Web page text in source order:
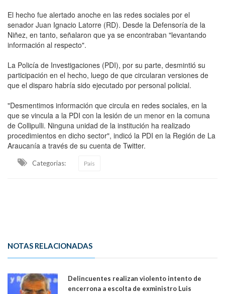
El hecho fue alertado anoche en las redes sociales por el
senador Juan Ignacio Latorre (RD). Desde la Defensoría de la
Niñez, en tanto, señalaron que ya se encontraban "levantando
información al respecto".
La Policía de Investigaciones (PDI), por su parte, desmintió su
participación en el hecho, luego de que circularan versiones de
que el disparo habría sido ejecutado por personal policial.
"Desmentimos información que circula en redes sociales, en la
que se vincula a la PDI con la lesión de un menor en la comuna
de Collipulli. Ninguna unidad de la institución ha realizado
procedimientos en dicho sector", indicó la PDI en la Región de La
Araucanía a través de su cuenta de Twitter.
Categorias: País
NOTAS RELACIONADAS
Delincuentes realizan violento intento de
encerrona a escolta de exministro Luis